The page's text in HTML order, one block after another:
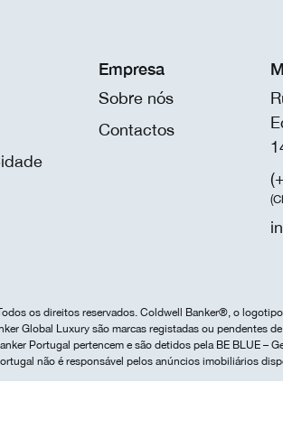
Empresa
Sobre nós
Contactos
os direitos reservados. Coldwell Banker®, o
Global Luxury são marcas registadas ou pendentes
Portugal pertencem e são detidos pela BE BLUE –
não é responsável pelos anúncios imobiliários